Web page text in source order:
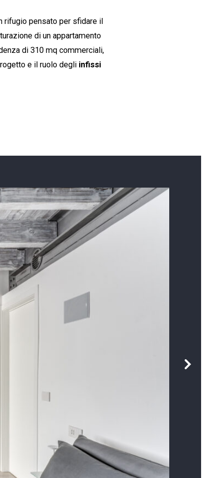
rifugio pensato per sfidare il
di un appartamento
di 310 mq commerciali,
e il ruolo degli infissi